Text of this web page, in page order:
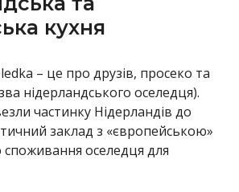
кухня
– це про друзів, просеко та
нідерландського оселедця).
частинку Нідерландів до
заклад з «європейською»
споживання оселедця для